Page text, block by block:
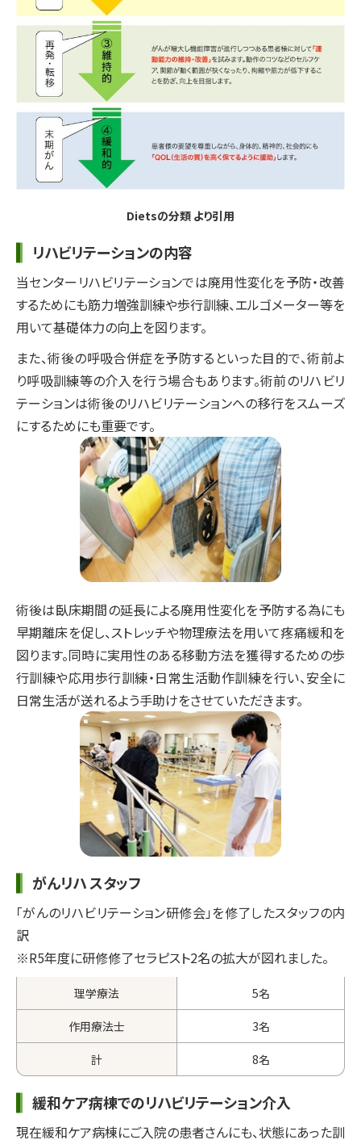
Dietsの分類 より引用
リハビリテーションの内容
当センターリハビリテーションでは廃用性変化を予防・改善
するためにも筋力増強訓練や歩行訓練、エルゴメーター等を
用いて基礎体力の向上を図ります。
また、術後の呼吸合併症を予防するといった目的で、術前よ
り呼吸訓練等の介入を行う場合もあります。術前のリハビリ
テーションは術後のリハビリテーションへの移行をスムーズ
にするためにも重要です。
術後は臥床期間の延長による廃用性変化を予防する為にも
早期離床を促し、ストレッチや物理療法を用いて疼痛緩和を
図ります。同時に実用性のある移動方法を獲得するための歩
行訓練や応用歩行訓練・日常生活動作訓練を行い、安全に
日常生活が送れるよう手助けをさせていただきます。
がんリハ スタッフ
「がんのリハビリテーション研修会」を修了したスタッフの内
訳
※R5年度に研修修了セラピスト2名の拡大が図れました。
理学療法 5名
作用療法士 3名
計 8名
緩和ケア病棟でのリハビリテーション介入
現在緩和ケア病棟にご入院の患者さんにも、状態にあった訓